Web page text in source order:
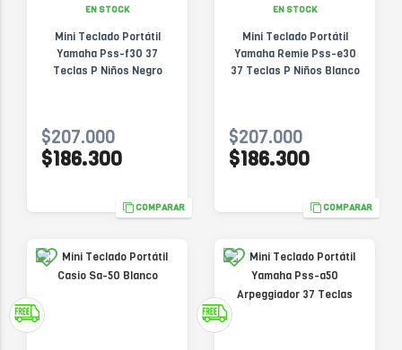
EN STOCK
Mini Teclado Portátil
Yamaha Pss-f30 37
Teclas P Niños Negro
$207.000
$186.300
COMPARAR
EN STOCK
Mini Teclado Portátil
Yamaha Remie Pss-e30
37 Teclas P Niños Blanco
$207.000
$186.300
COMPARAR